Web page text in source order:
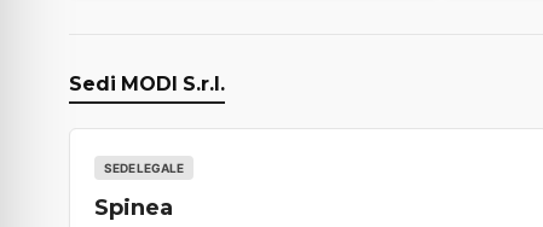
Sedi MODI S.r.l.
SEDE LEGALE
Spinea